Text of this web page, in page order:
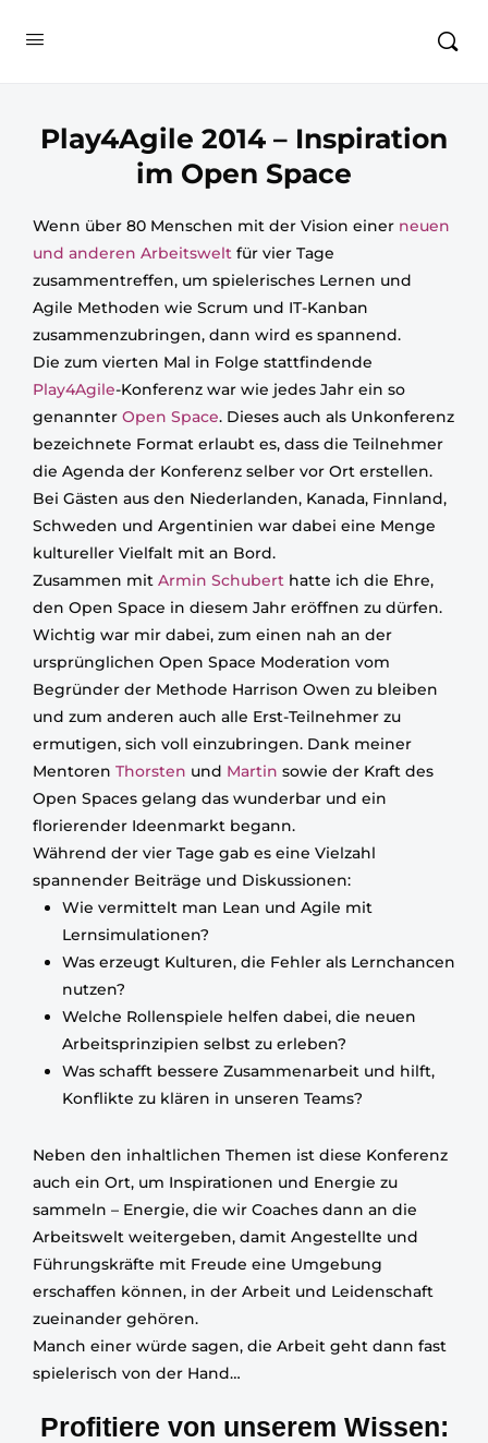
Play4Agile 2014 – Inspiration
im Open Space
Wenn über 80 Menschen mit der Vision einer neuen
und anderen Arbeitswelt für vier Tage
zusammentreffen, um spielerisches Lernen und
Agile Methoden wie Scrum und IT-Kanban
zusammenzubringen, dann wird es spannend.
Die zum vierten Mal in Folge stattfindende
Play4Agile-Konferenz war wie jedes Jahr ein so
genannter Open Space. Dieses auch als Unkonferenz
bezeichnete Format erlaubt es, dass die Teilnehmer
die Agenda der Konferenz selber vor Ort erstellen.
Bei Gästen aus den Niederlanden, Kanada, Finnland,
Schweden und Argentinien war dabei eine Menge
kultureller Vielfalt mit an Bord.
Zusammen mit Armin Schubert hatte ich die Ehre,
den Open Space in diesem Jahr eröffnen zu dürfen.
Wichtig war mir dabei, zum einen nah an der
ursprünglichen Open Space Moderation vom
Begründer der Methode Harrison Owen zu bleiben
und zum anderen auch alle Erst-Teilnehmer zu
ermutigen, sich voll einzubringen. Dank meiner
Mentoren Thorsten und Martin sowie der Kraft des
Open Spaces gelang das wunderbar und ein
florierender Ideenmarkt begann.
Während der vier Tage gab es eine Vielzahl
spannender Beiträge und Diskussionen:
Wie vermittelt man Lean und Agile mit
Lernsimulationen?
Was erzeugt Kulturen, die Fehler als Lernchancen
nutzen?
Welche Rollenspiele helfen dabei, die neuen
Arbeitsprinzipien selbst zu erleben?
Was schafft bessere Zusammenarbeit und hilft,
Konflikte zu klären in unseren Teams?
Neben den inhaltlichen Themen ist diese Konferenz
auch ein Ort, um Inspirationen und Energie zu
sammeln – Energie, die wir Coaches dann an die
Arbeitswelt weitergeben, damit Angestellte und
Führungskräfte mit Freude eine Umgebung
erschaffen können, in der Arbeit und Leidenschaft
zueinander gehören.
Manch einer würde sagen, die Arbeit geht dann fast
spielerisch von der Hand…
Profitiere von unserem Wissen: